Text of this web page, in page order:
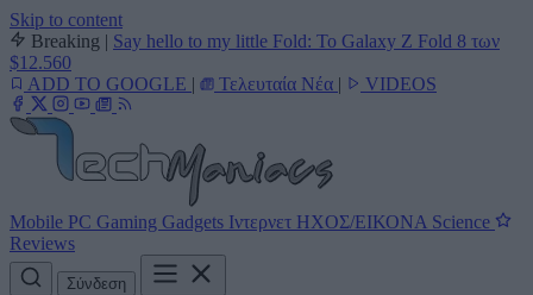
Skip to content
Breaking | Say hello to my little Fold: Το Galaxy Z Fold 8 των
$12.560
ADD TO GOOGLE | Τελευταία Νέα | VIDEOS
Mobile PC Gaming Gadgets Ιντερνετ ΗΧΟΣ/ΕΙΚΟΝΑ Science
Reviews
Σύνδεση